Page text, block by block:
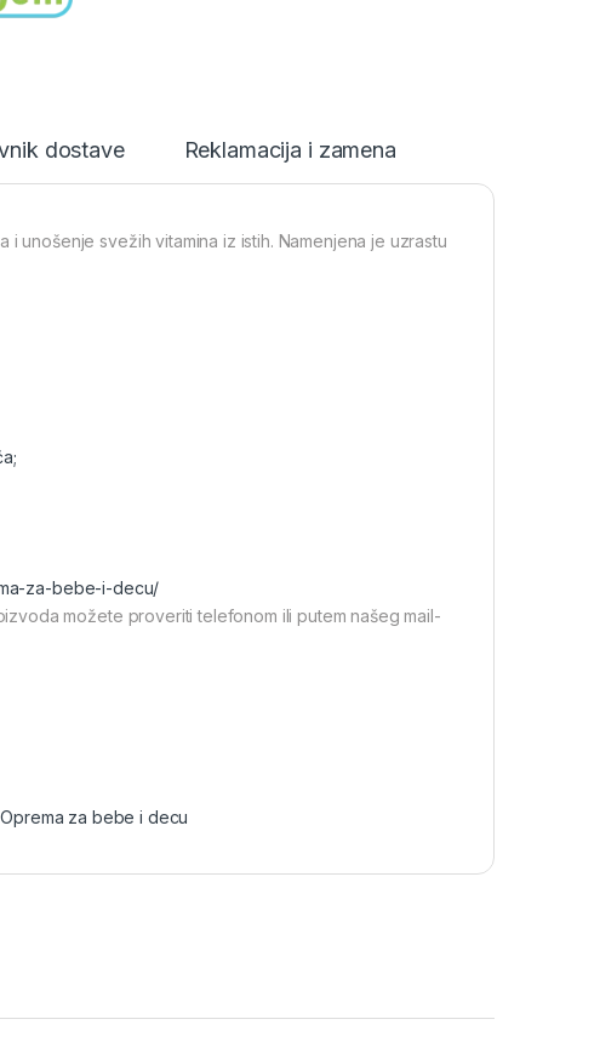
dostave Reklamacija i zamena
unošenje svežih vitamina iz istih. Namenjena je uzrastu
za-bebe-i-decu/
možete proveriti telefonom ili putem našeg mail-
,Oprema za bebe i decu